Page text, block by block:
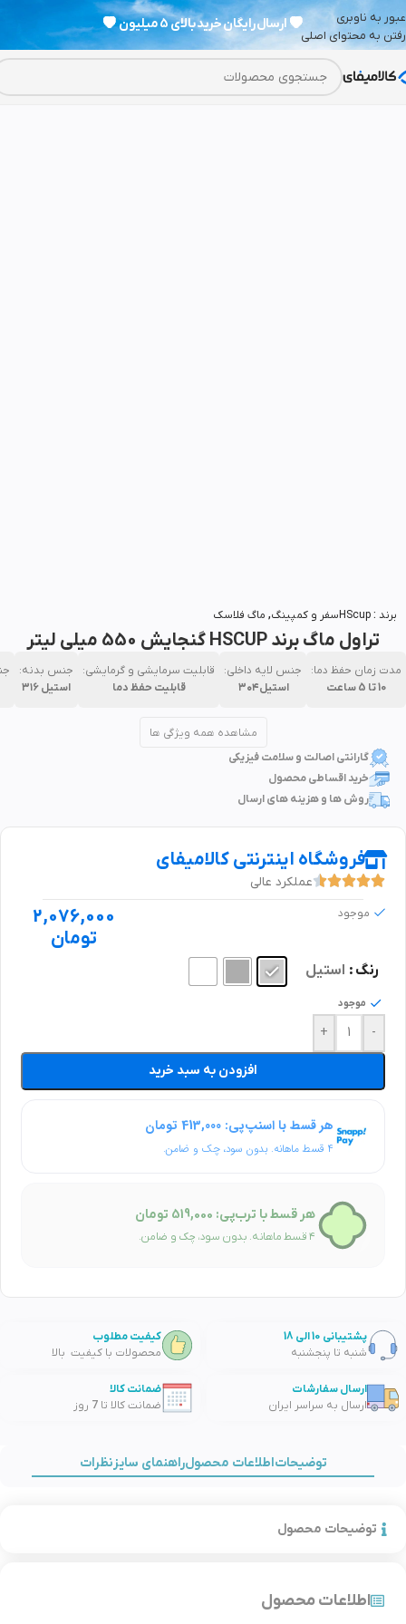
عبور به ناوبری
رفتن به محتوای اصلی
💗 ارسال رایگان خرید بالای 5 میلیون 💗
برند : HScupسفر و کمپینگ, ماگ فلاسک
تراول ماگ برند HSCUP گنجایش 550 میلی لیتر
مدت زمان حفظ دما:
10 تا 5 ساعت
جنس لایه داخلی:
استیل۳۰۴
قابلیت‌ سرمایشی و گرمایشی:
قابلیت حفظ دما
جنس بدنه:
استیل ۳۱۶
مشاهده همه ویژگی ها
گارانتی اصالت و سلامت فیزیکی
خرید اقساطی محصول
روش ها و هزینه های ارسال
فروشگاه اینترنتی کالامیفای
عملکرد عالی
موجود
2,076,000
تومان
رنگ استیل
موجود
-
+
افزودن به سبد خرید
هر قسط با اسنپ‌پی: 413,000 تومان
۴ قسط ماهانه. بدون سود، چک و ضامن.
هر قسط با ترب‌پی: 519,000 تومان
۴ قسط ماهانه. بدون سود، چک و ضامن.
پشتیبانی 10 الی 18
شنبه تا پنجشنبه
کیفیت مطلوب
محصولات با کیفیت بالا
ارسال سفارشات
ارسال به سراسر ایران
ضمانت کالا
ضمانت کالا تا 7 روز
توضیحاتاطلاعات محصولراهنمای سایز نظرات
توضیحات محصول
اطلاعات محصول